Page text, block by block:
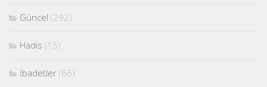
Güncel (292)
Hadis (15)
İbadetler (66)